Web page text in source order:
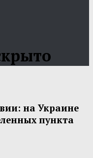
на Украине
пункта